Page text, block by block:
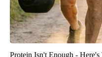
Protein Isn't Enough -